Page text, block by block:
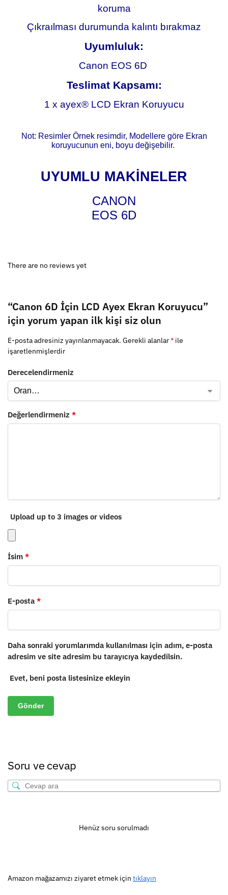
koruma
Çıkraılması durumunda kalıntı bırakmaz
Uyumluluk:
Canon EOS 6D
Teslimat Kapsamı:
1 x ayex® LCD Ekran Koruyucu
Not: Resimler Örnek resimdir, Modellere göre Ekran
koruyucunun eni, boyu değişebilir.
UYUMLU MAKİNELER
CANON
EOS 6D
There are no reviews yet
“Canon 6D İçin LCD Ayex Ekran Koruyucu”
için yorum yapan ilk kişi siz olun
E-posta adresiniz yayınlanmayacak. Gerekli alanlar* ile
işaretlenmişlerdir
Derecelendirmeniz
Değerlendirmeniz *
Upload up to 3 images or videos
İsim *
E-posta *
Daha sonraki yorumlarımda kullanılması için adım, e-posta
adresim ve site adresim bu tarayıcıya kaydedilsin.
Evet, beni posta listesinize ekleyin
Soru ve cevap
Henüz soru sorulmadı
Amazon mağazamızı ziyaret etmek için tıklayın